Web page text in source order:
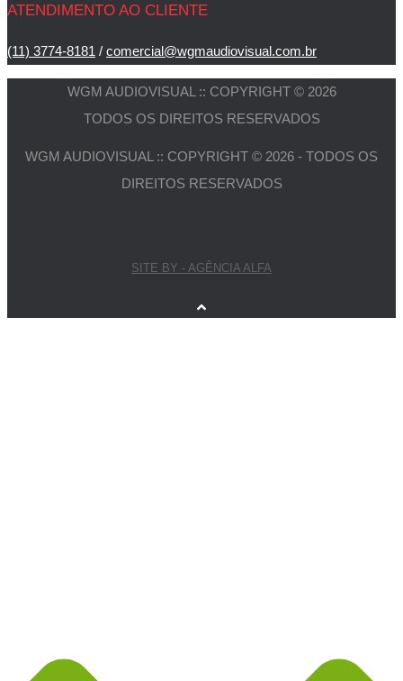
ATENDIMENTO AO CLIENTE
(11) 3774-8181 / comercial@wgmaudiovisual.com.br
WGM AUDIOVISUAL :: COPYRIGHT © 2026
TODOS OS DIREITOS RESERVADOS
WGM AUDIOVISUAL :: COPYRIGHT © 2026 - TODOS OS
DIREITOS RESERVADOS
SITE BY - AGÊNCIA ALFA